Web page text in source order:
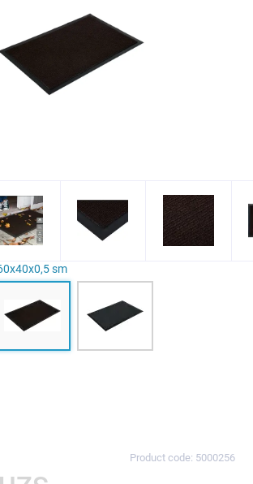
Product code: 5000256
sm